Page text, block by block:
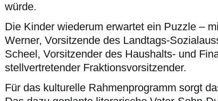
würde.
Die Kinder wiederum erwartet ein Puzzle –
Werner, Vorsitzende des Landtags-
Scheel, Vorsitzender des Haushalts- und
stellvertretender Fraktionsvorsitzender.
Für das kulturelle Rahmenprogramm sorgt